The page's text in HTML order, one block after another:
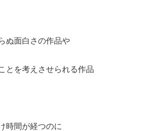
ぬ面白さの作品や
とを考えさせられる作品
時間が経つのに